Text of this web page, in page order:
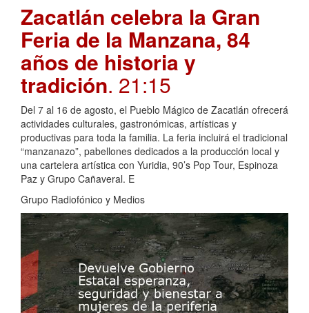
Zacatlán celebra la Gran
Feria de la Manzana, 84
años de historia y
tradición. 21:15
Del 7 al 16 de agosto, el Pueblo Mágico de Zacatlán ofrecerá
actividades culturales, gastronómicas, artísticas y
productivas para toda la familia. La feria incluirá el tradicional
“manzanazo”, pabellones dedicados a la producción local y
una cartelera artística con Yuridia, 90’s Pop Tour, Espinoza
Paz y Grupo Cañaveral. E
Grupo Radiofónico y Medios